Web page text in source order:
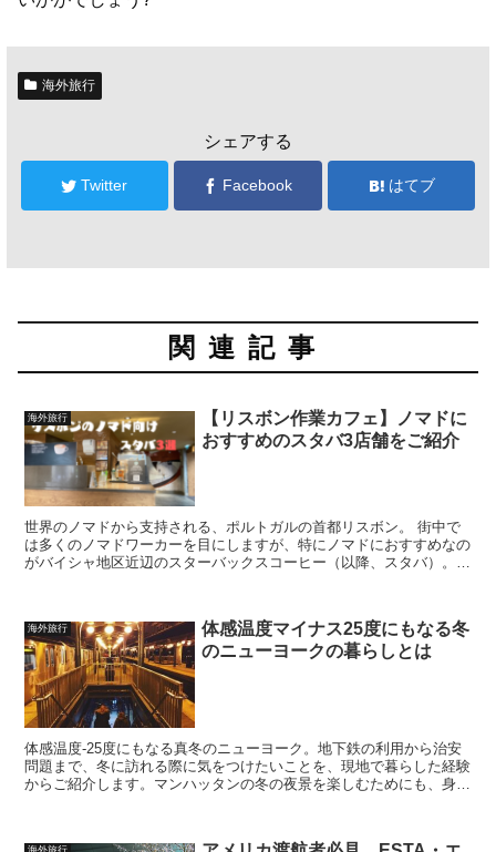
海外旅行
シェアする
Twitter Facebook はてブ
関連記事
海外旅行
【リスボン作業カフェ】ノマドに
おすすめのスタバ3店舗をご紹介
世界のノマドから支持される、ポルトガルの首都リスボン。 街中で
は多くのノマドワーカーを目にしますが、特にノマドにおすすめなの
がバイシャ地区近辺のスターバックスコーヒー（以降、スタバ）。
海外旅行
体感温度マイナス25度にもなる冬
のニューヨークの暮らしとは
体感温度-25度にもなる真冬のニューヨーク。地下鉄の利用から治安
問題まで、冬に訪れる際に気をつけたいことを、現地で暮らした経験
からご紹介します。マンハッタンの冬の夜景を楽しむためにも、身の